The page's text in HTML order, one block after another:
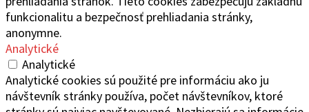
funkcionalitu a bezpečnosť prehliadania stránky,
anonymne.
Analytické
Analytické
Analytické cookies sú použité pre informáciu ako ju
návštevník stránky používa, počet návštevníkov, ktoré